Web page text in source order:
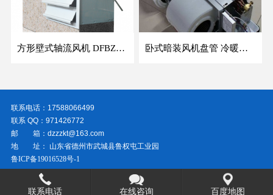
方形壁式轴流风机 DFBZ低噪防爆工业XBDZ静音220V/380V壁式边墙风机 卧式暗装风机盘管 冷暖两用盘管系列 明装风盘空调器
联系电话：17588066499
联系 QQ：971426772
邮 箱：dzzzkt@163.com
地 址： 山东省德州市武城县鲁权屯工业园
鲁ICP备19016528号-1
联系电话 在线咨询 百度地图